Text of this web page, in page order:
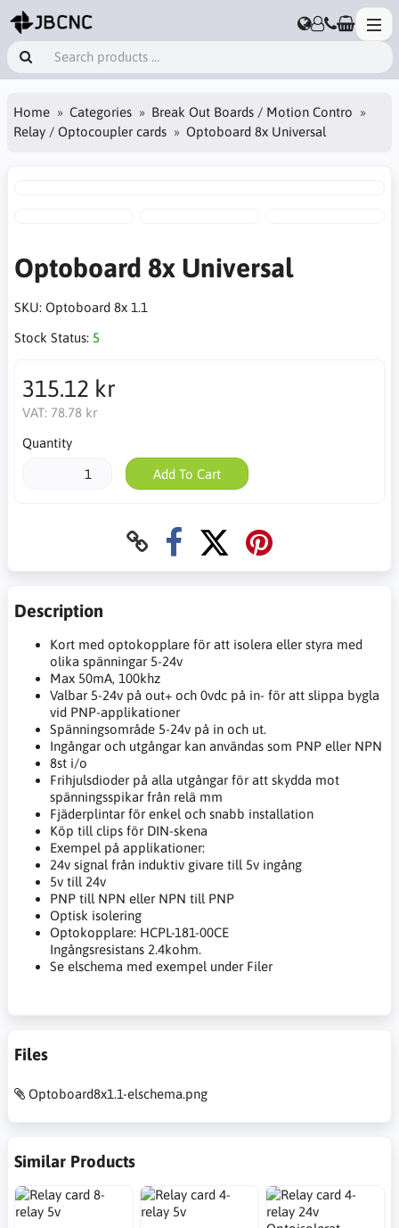
Home Categories
Break Out Boards / Motion Contro
Relay / Optocoupler cards
Optoboard 8x Universal
Optoboard 8x Universal
SKU: Optoboard 8x 1.1
Stock Status: 5
315.12 kr
VAT: 78.78 kr
Quantity
Add To Cart
Description
Kort med optokopplare för att isolera eller styra med
olika spänningar 5-24v
Max 50mA, 100khz
Valbar 5-24v på out+ och 0vdc på in- för att slippa bygla
vid PNP-applikationer
Spänningsområde 5-24v på in och ut.
Ingångar och utgångar kan användas som PNP eller NPN
8st i/o
Frihjulsdioder på alla utgångar för att skydda mot
spänningsspikar från relä mm
Fjäderplintar för enkel och snabb installation
Köp till clips för DIN-skena
Exempel på applikationer:
24v signal från induktiv givare till 5v ingång
5v till 24v
PNP till NPN eller NPN till PNP
Optisk isolering
Optokopplare: HCPL-181-00CE
Ingångsresistans 2.4kohm.
Se elschema med exempel under Filer
Files
Optoboard8x1.1-elschema.png
Similar Products